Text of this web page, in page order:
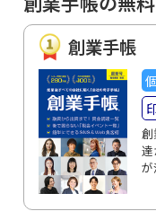
創業手帳